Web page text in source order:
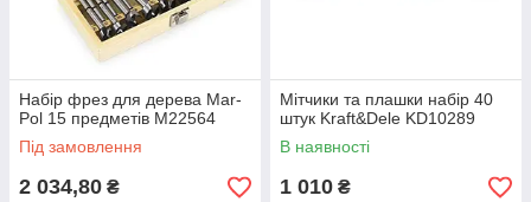
Набір фрез для дерева Mar-
Pol 15 предметів M22564
Під замовлення
2 034,80 ₴
Мітчики та плашки набір 40
штук Kraft&Dele KD10289
В наявності
1 010 ₴